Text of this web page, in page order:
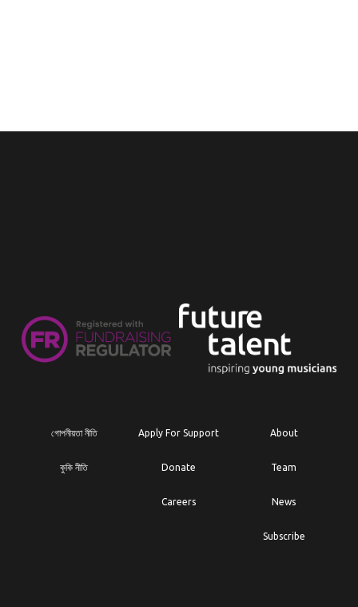
গোপনীয়তা নীতি
কুকি নীতি
Apply For Support
Donate
Careers
About
Team
News
Subscribe